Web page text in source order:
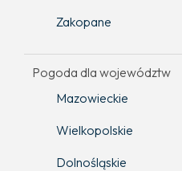
Zakopane
Pogoda dla województw
Mazowieckie
Wielkopolskie
Dolnośląskie